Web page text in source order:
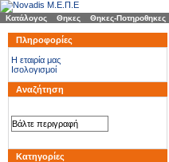
Κατάλογος Θηκες Θηκες-Ποτηροθηκες
Πληροφορίες
H εταιρία μας
Ισολογισμοί
Αναζήτηση
Κατηγορίες